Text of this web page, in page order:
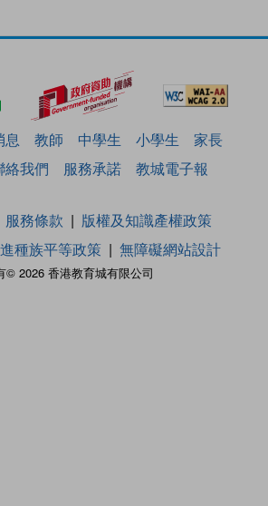
息 教師 中學生 小學生
家長
絡我們 服務承諾 教城電子報
© 2026 香港教育城有限公司
服務條款
版權及知識產權政策
種族平等政策 無障礙網站設計